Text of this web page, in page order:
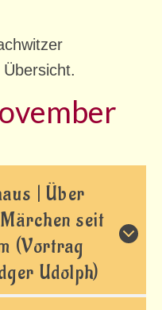
2025
2023
2022
2021
Ausstellung
| Über
seit
(Vortrag
Udolph)